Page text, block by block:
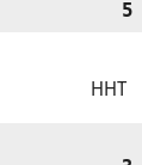
5
HHT